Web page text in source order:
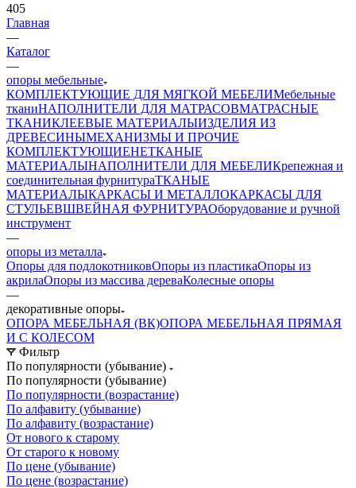
405
Главная
—
Каталог
—
опоры мебельные
КОМПЛЕКТУЮЩИЕ ДЛЯ МЯГКОЙ МЕБЕЛИМебельные
тканиНАПОЛНИТЕЛИ ДЛЯ МАТРАСОВМАТРАСНЫЕ
ТКАНИКЛЕЕВЫЕ МАТЕРИАЛЫИЗДЕЛИЯ ИЗ
ДРЕВЕСИНЫМЕХАНИЗМЫ И ПРОЧИЕ
КОМПЛЕКТУЮЩИЕНЕТКАНЫЕ
МАТЕРИАЛЫНАПОЛНИТЕЛИ ДЛЯ МЕБЕЛИКрепежная и
соединительная фурнитураТКАНЫЕ
МАТЕРИАЛЫКАРКАСЫ И МЕТАЛЛОКАРКАСЫ ДЛЯ
СТУЛЬЕВШВЕЙНАЯ ФУРНИТУРАОборудование и ручной
инструмент
—
опоры из металла
Опоры для подлокотниковОпоры из пластикаОпоры из
акрилаОпоры из массива дереваКолесные опоры
—
декоративные опоры
ОПОРА МЕБЕЛЬНАЯ (ВК)ОПОРА МЕБЕЛЬНАЯ ПРЯМАЯ
И С КОЛЕСОМ
Фильтр
По популярности (убывание)
По популярности (убывание)
По популярности (возрастание)
По алфавиту (убывание)
По алфавиту (возрастание)
От нового к старому
От старого к новому
По цене (убывание)
По цене (возрастание)